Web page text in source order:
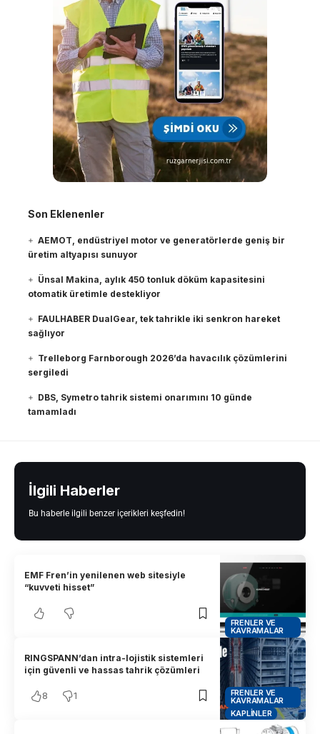
Son Eklenenler
AEMOT, endüstriyel motor ve generatörlerde geniş bir
üretim altyapısı sunuyor
Ünsal Makina, aylık 450 tonluk döküm kapasitesini
otomatik üretimle destekliyor
FAULHABER DualGear, tek tahrikle iki senkron hareket
sağlıyor
Trelleborg Farnborough 2026’da havacılık çözümlerini
sergiledi
DBS, Symetro tahrik sistemi onarımını 10 günde
tamamladı
İlgili Haberler
Bu haberle ilgili benzer içerikleri keşfedin!
FRENLER VE
KAVRAMALAR
EMF Fren’in yenilenen web sitesiyle
“kuvveti hisset”
FRENLER VE
KAVRAMALAR
KAPLINLER
RINGSPANN’dan intra-lojistik sistemleri
için güvenli ve hassas tahrik çözümleri
8 1